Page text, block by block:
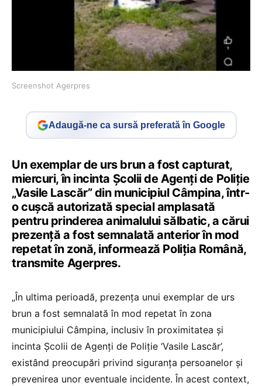
Screenshot Agerpres
Adaugă-ne ca sursă preferată în Google
Un exemplar de urs brun a fost capturat,
miercuri, în incinta Şcolii de Agenţi de Poliţie
„Vasile Lascăr” din municipiul Câmpina, într-
o cuşcă autorizată special amplasată
pentru prinderea animalului sălbatic, a cărui
prezenţă a fost semnalată anterior în mod
repetat în zonă, informează Poliţia Română,
transmite Agerpres.
„În ultima perioadă, prezenţa unui exemplar de urs
brun a fost semnalată în mod repetat în zona
municipiului Câmpina, inclusiv în proximitatea şi
incinta Şcolii de Agenţi de Poliţie ‘Vasile Lascăr’,
existând preocupări privind siguranţa persoanelor şi
prevenirea unor eventuale incidente. În acest context,